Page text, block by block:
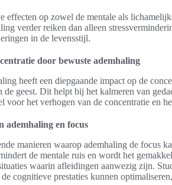
effecten op zowel de mentale als
verder reiken dan alleen
in de levensstijl.
door bewuste ademhaling
heeft een diepgaande impact op de
de geest. Dit helpt bij het kalmeren van
voor het verhogen van de concentratie en
ademhaling en focus
manieren waarop ademhaling de focus
de mentale ruis en wordt het
waarin afleidingen aanwezig zijn.
cognitieve prestaties kunnen